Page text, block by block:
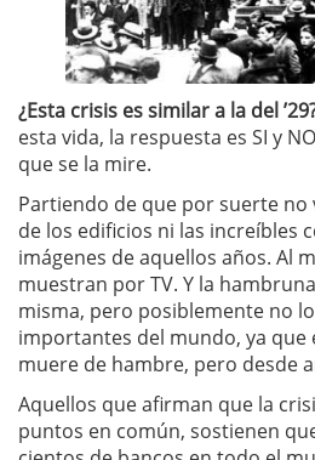
¿Esta crisis es similar a la del
esta vida, la respuesta es SI y
que se la mire.
Partiendo de que por suerte no
de los edificios ni las increíbles
imágenes de aquellos años. Al
muestran por TV. Y la
misma, pero posiblemente no
importantes del mundo, ya que
muere de hambre, pero desde
Aquellos que afirman que la
puntos en común, sostienen